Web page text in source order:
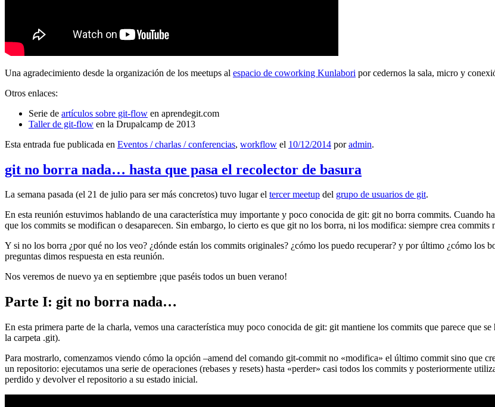
Una agradecimiento desde la organización de los meetups al espacio de coworking Kunlabori por cedernos la sala, micro y
Otros enlaces:
Serie de artículos sobre git-flow en aprendegit.com
Taller de git-flow en la Drupalcamp de 2013
Esta entrada fue publicada en Eventos / charlas / conferencias, workflow el 10/12/2014 poradmin.
git no borra nada… hasta que pasa el recolector de basura
La semana pasada (el 21 de julio para ser más concretos) tuvo lugar el tercer meetup del grupo de usuarios de git.
En esta reunión estuvimos hablando de una característica muy importante y poco conocida de git: git no borra commits. Cuando
que los commits se modifican o desaparecen. Sin embargo, lo cierto es que git no los borra, ni los modifica: siempre crea commits
Y si no los borra ¿por qué no los veo? ¿dónde están los commits originales? ¿cómo los puedo recuperar? y por último ¿cómo los
preguntas dimos respuesta en esta reunión.
Nos veremos de nuevo ya en septiembre ¡que paséis todos un buen verano!
Parte I: git no borra nada…
En esta primera parte de la charla, vemos una característica muy poco conocida de git: git mantiene los commits que parece que
la carpeta .git).
Para mostrarlo, comenzamos viendo cómo la opción –amend del comando git-commit no «modifica» el último commit sino que
un repositorio: ejecutamos una serie de operaciones (rebases y resets) hasta «perder» casi todos los commits y posteriormente
perdido y devolver el repositorio a su estado inicial.